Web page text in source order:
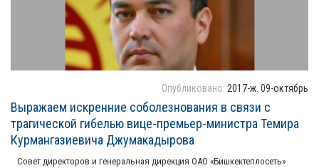
Опубликовано: 2017-ж. 09-октябрь
Выражаем искренние соболезнования в связи с
трагической гибелью вице-премьер-министра Темира
Курмангазиевича Джумакадырова
Совет директоров и генеральная дирекция ОАО «Бишкектеплосеть»